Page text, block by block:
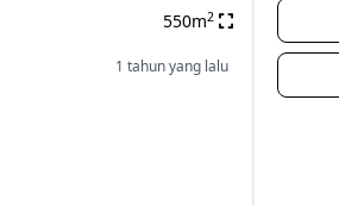
550m2
1 tahun yang lalu